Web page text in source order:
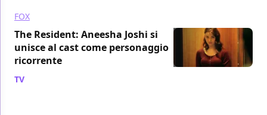
FOX
The Resident: Aneesha Joshi si
unisce al cast come personaggio
ricorrente
TV